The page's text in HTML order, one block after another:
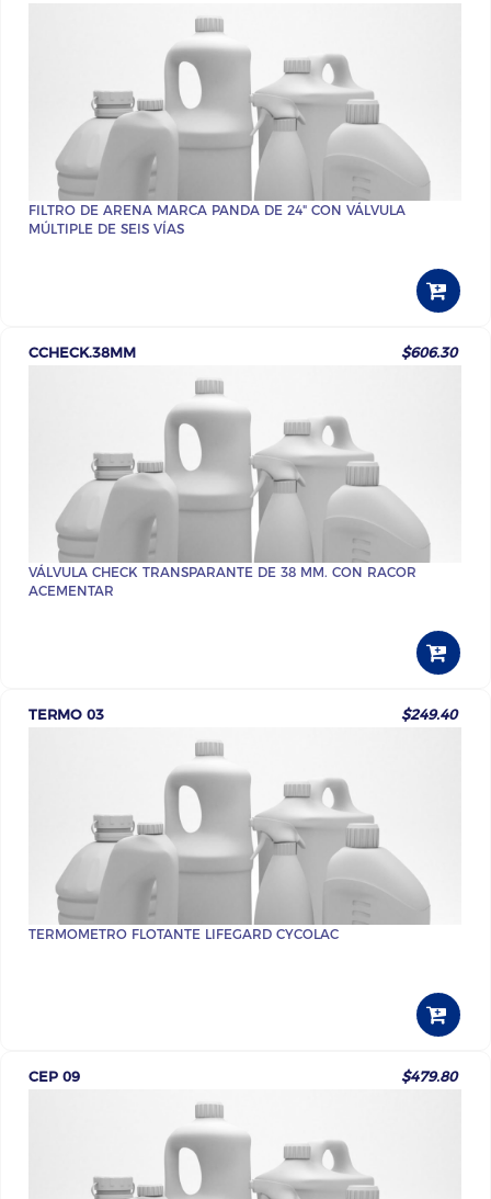
FILTRO DE ARENA MARCA PANDA DE 24" CON VÁLVULA
MÚLTIPLE DE SEIS VÍAS
CCHECK.38MM $606.30
VÁLVULA CHECK TRANSPARANTE DE 38 MM. CON RACOR
ACEMENTAR
TERMO 03 $249.40
TERMOMETRO FLOTANTE LIFEGARD CYCOLAC
CEP 09 $479.80